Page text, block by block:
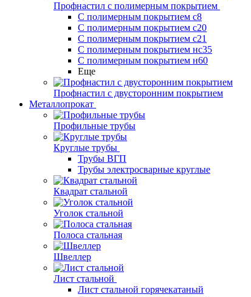
Профнастил с полимерным покрытием
С полимерным покрытием с8
С полимерным покрытием с20
С полимерным покрытием с21
С полимерным покрытием нс35
С полимерным покрытием н60
Еще
Профнастил с двусторонним покрытием
Металлопрокат
Профильные трубы
Круглые трубы
Трубы ВГП
Трубы электросварные круглые
Квадрат стальной
Уголок стальной
Полоса стальная
Швеллер
Лист стальной
Лист стальной горячекатаный